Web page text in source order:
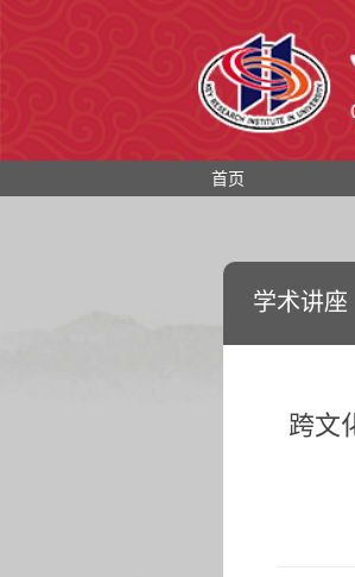
首页
学术讲座
跨文